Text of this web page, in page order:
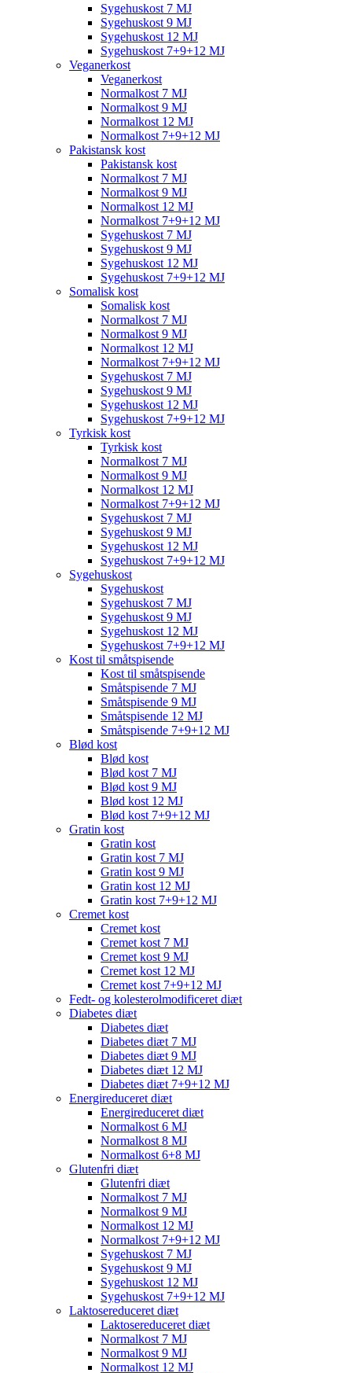
Sygehuskost 7 MJ
Sygehuskost 9 MJ
Sygehuskost 12 MJ
Sygehuskost 7+9+12 MJ
Veganerkost
Veganerkost
Normalkost 7 MJ
Normalkost 9 MJ
Normalkost 12 MJ
Normalkost 7+9+12 MJ
Pakistansk kost
Pakistansk kost
Normalkost 7 MJ
Normalkost 9 MJ
Normalkost 12 MJ
Normalkost 7+9+12 MJ
Sygehuskost 7 MJ
Sygehuskost 9 MJ
Sygehuskost 12 MJ
Sygehuskost 7+9+12 MJ
Somalisk kost
Somalisk kost
Normalkost 7 MJ
Normalkost 9 MJ
Normalkost 12 MJ
Normalkost 7+9+12 MJ
Sygehuskost 7 MJ
Sygehuskost 9 MJ
Sygehuskost 12 MJ
Sygehuskost 7+9+12 MJ
Tyrkisk kost
Tyrkisk kost
Normalkost 7 MJ
Normalkost 9 MJ
Normalkost 12 MJ
Normalkost 7+9+12 MJ
Sygehuskost 7 MJ
Sygehuskost 9 MJ
Sygehuskost 12 MJ
Sygehuskost 7+9+12 MJ
Sygehuskost
Sygehuskost
Sygehuskost 7 MJ
Sygehuskost 9 MJ
Sygehuskost 12 MJ
Sygehuskost 7+9+12 MJ
Kost til småtspisende
Kost til småtspisende
Småtspisende 7 MJ
Småtspisende 9 MJ
Småtspisende 12 MJ
Småtspisende 7+9+12 MJ
Blød kost
Blød kost
Blød kost 7 MJ
Blød kost 9 MJ
Blød kost 12 MJ
Blød kost 7+9+12 MJ
Gratin kost
Gratin kost
Gratin kost 7 MJ
Gratin kost 9 MJ
Gratin kost 12 MJ
Gratin kost 7+9+12 MJ
Cremet kost
Cremet kost
Cremet kost 7 MJ
Cremet kost 9 MJ
Cremet kost 12 MJ
Cremet kost 7+9+12 MJ
Fedt- og kolesterolmodificeret diæt
Diabetes diæt
Diabetes diæt
Diabetes diæt 7 MJ
Diabetes diæt 9 MJ
Diabetes diæt 12 MJ
Diabetes diæt 7+9+12 MJ
Energireduceret diæt
Energireduceret diæt
Normalkost 6 MJ
Normalkost 8 MJ
Normalkost 6+8 MJ
Glutenfri diæt
Glutenfri diæt
Normalkost 7 MJ
Normalkost 9 MJ
Normalkost 12 MJ
Normalkost 7+9+12 MJ
Sygehuskost 7 MJ
Sygehuskost 9 MJ
Sygehuskost 12 MJ
Sygehuskost 7+9+12 MJ
Laktosereduceret diæt
Laktosereduceret diæt
Normalkost 7 MJ
Normalkost 9 MJ
Normalkost 12 MJ